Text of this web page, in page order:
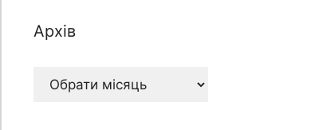
Архів
Архів